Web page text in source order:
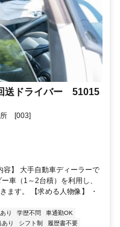
送ドライバー 51015
所 [003]
容】 大手自動車ディーラーで
車（1～2台積）を利用し、
ます。 【求める人物像】 ・
り 学歴不問
車通勤OK
あり シフト制 履歴書不要